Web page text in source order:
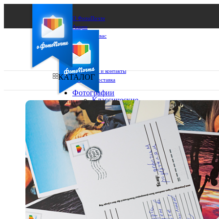
О ФотоПочте
Акции
Сделаем за вас
Бизнесу
FAQ
Франшиза
Поддержка и контакты
Оплата и доставка
Ваш город:
Ваш регион доставки
Выберите из списка:
КАТАЛОГ
Фотографии
Классические
фото
10х10
10х15
Фото